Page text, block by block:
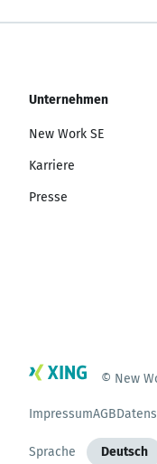
Unternehmen
New Work SE
Karriere
Presse
© New
ImpressumAGB
Sprache Deutsch